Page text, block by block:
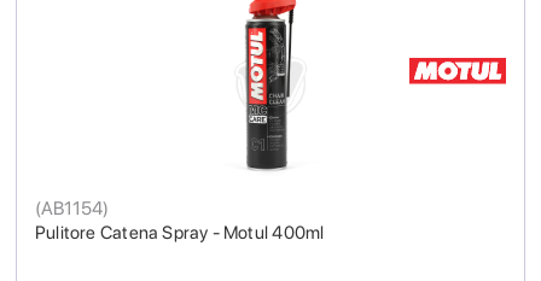
Pulitore Catena Spray - Motul 400ml
(AB1154)